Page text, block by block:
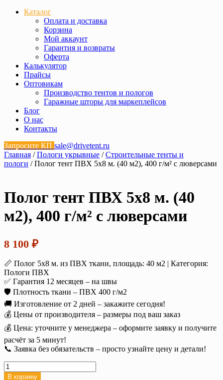
Каталог
Оплата и доставка
Корзина
Мой аккаунт
Гарантия и возвраты
Оферта
Калькулятор
Прайсы
Оптовикам
Производство тентов и пологов
Гаражные шторы для маркеплейсов
Блог
О нас
Контакты
Запросите КП sale@drivetent.ru
Главная /Пологи укрывные /Строительные тенты и
пологи / Полог тент ПВХ 5х8 м. (40 м2), 400 г/м² с люверсами
Полог тент ПВХ 5х8 м. (40
м2), 400 г/м² с люверсами
8 100 ₽
📏 Полог 5х8 м. из ПВХ ткани, площадь: 40 м2 | Категория:
Пологи ПВХ
✅ Гарантия 12 месяцев – на швы
🛡️ Плотность ткани – ПВХ 400 г/м2
🚚 Изготовление от 2 дней – закажите сегодня!
💰 Цены от производителя – размеры под ваш заказ
💰 Цена: уточните у менеджера – оформите заявку и получите
расчёт за 5 минут!
📞 Заявка без обязательств – просто узнайте цену и детали!
Количество
товара
В корзину